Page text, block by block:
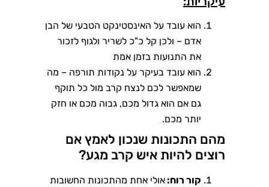
הוא עובד על האינסטינקט הטבעי של הבן
אדם – ולכן קל כ"כ לשריר ולגוף לזכור
את התנועות בזמן אמת
הוא עובד בעיקר על נקודות תורפה – מה
שמאפשר לכם לנצח קרב מול כל תוקף
גם אם הוא גדול מכם, גבוה מכם או חזק
יותר מכם.
מהם התכונות שנכון לאמץ אם
רוצים להיות איש קרב מגע?
קור רוח: אולי אחת מהתכונות החשובות